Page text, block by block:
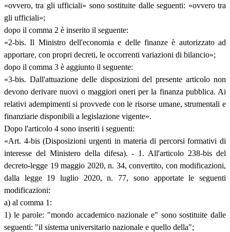
«ovvero, tra gli ufficiali» sono sostituite dalle seguenti: «ovvero tra
gli ufficiali»;
dopo il comma 2 è inserito il seguente:
«2-bis. Il Ministro dell'economia e delle finanze è autorizzato ad
apportare, con propri decreti, le occorrenti variazioni di bilancio»;
dopo il comma 3 è aggiunto il seguente:
«3-bis. Dall'attuazione delle disposizioni del presente articolo non
devono derivare nuovi o maggiori oneri per la finanza pubblica. Ai
relativi adempimenti si provvede con le risorse umane, strumentali e
finanziarie disponibili a legislazione vigente».
Dopo l'articolo 4 sono inseriti i seguenti:
«Art. 4-bis (Disposizioni urgenti in materia di percorsi formativi di
interesse del Ministero della difesa). - 1. All'articolo 238-bis del
decreto-legge 19 maggio 2020, n. 34, convertito, con modificazioni,
dalla legge 19 luglio 2020, n. 77, sono apportate le seguenti
modificazioni:
a) al comma 1:
1) le parole: "mondo accademico nazionale e" sono sostituite dalle
seguenti: "il sistema universitario nazionale e quello della";